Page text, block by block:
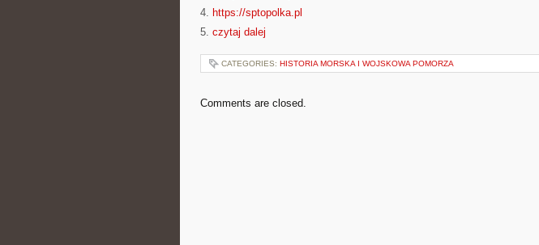
4. https://sptopolka.pl
5. czytaj dalej
CATEGORIES: HISTORIA MORSKA I WOJSKOWA POMORZA
Comments are closed.